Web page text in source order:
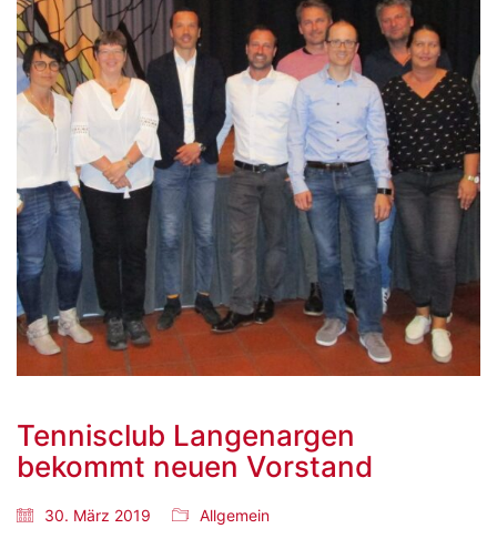
Tennisclub Langenargen
bekommt neuen Vorstand
30. März 2019 Allgemein